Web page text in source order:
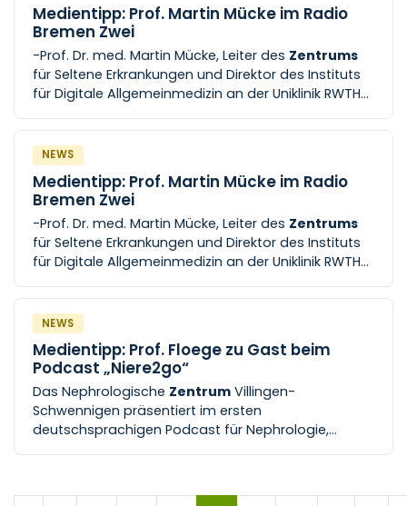
Medientipp: Prof. Martin Mücke im Radio
Bremen Zwei
-Prof. Dr. med. Martin Mücke, Leiter des Zentrums
für Seltene Erkrankungen und Direktor des Instituts
für Digitale Allgemeinmedizin an der Uniklinik RWTH
Schweins
NEWS
Medientipp: Prof. Martin Mücke im Radio
Bremen Zwei
-Prof. Dr. med. Martin Mücke, Leiter des Zentrums
für Seltene Erkrankungen und Direktor des Instituts
für Digitale Allgemeinmedizin an der Uniklinik RWTH
Schweins
NEWS
Medientipp: Prof. Floege zu Gast beim
Podcast „Niere2go“
Das Nephrologische Zentrum Villingen-
Schwennigen präsentiert im ersten
deutschsprachigen Podcast für Nephrologie,